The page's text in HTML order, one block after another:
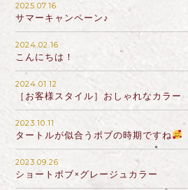
2025.07.16
サマーキャンペーン♪
2024.02.16
こんにちは！
2024.01.12
［お客様スタイル］おしゃれなカラー
2023.10.11
タートルが似合うボブの時期ですね
2023.09.26
ショートボブ×グレージュカラー